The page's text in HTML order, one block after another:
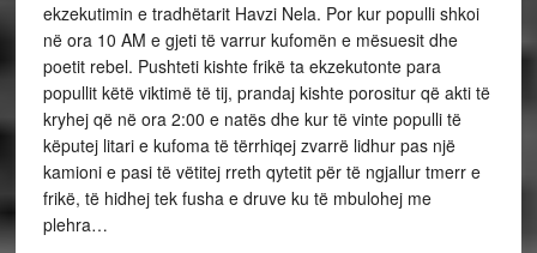
ekzekutimin e tradhëtarit Havzi Nela. Por kur populli shkoi
në ora 10 AM e gjeti të varrur kufomën e mësuesit dhe
poetit rebel. Pushteti kishte frikë ta ekzekutonte para
popullit këtë viktimë të tij, prandaj kishte porositur që akti të
kryhej që në ora 2:00 e natës dhe kur të vinte populli të
këputej litari e kufoma të tërrhiqej zvarrë lidhur pas një
kamioni e pasi të vëtitej rreth qytetit për të ngjallur tmerr e
frikë, të hidhej tek fusha e druve ku të mbulohej me
plehra…